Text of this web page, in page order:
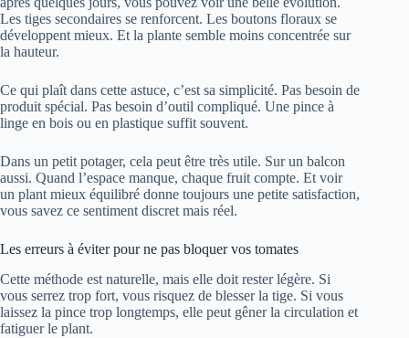
Les tiges secondaires se renforcent. Les boutons floraux se
développent mieux. Et la plante semble moins concentrée sur
la hauteur.
Ce qui plaît dans cette astuce, c’est sa simplicité. Pas besoin de
produit spécial. Pas besoin d’outil compliqué. Une pince à
linge en bois ou en plastique suffit souvent.
Dans un petit potager, cela peut être très utile. Sur un balcon
aussi. Quand l’espace manque, chaque fruit compte. Et voir
un plant mieux équilibré donne toujours une petite satisfaction,
vous savez ce sentiment discret mais réel.
Les erreurs à éviter pour ne pas bloquer vos tomates
Cette méthode est naturelle, mais elle doit rester légère. Si
vous serrez trop fort, vous risquez de blesser la tige. Si vous
laissez la pince trop longtemps, elle peut gêner la circulation et
fatiguer le plant.